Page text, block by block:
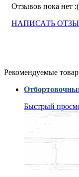
Отзывов пока нет :(
НАПИСАТЬ
Рекомендуемые
Быстрый